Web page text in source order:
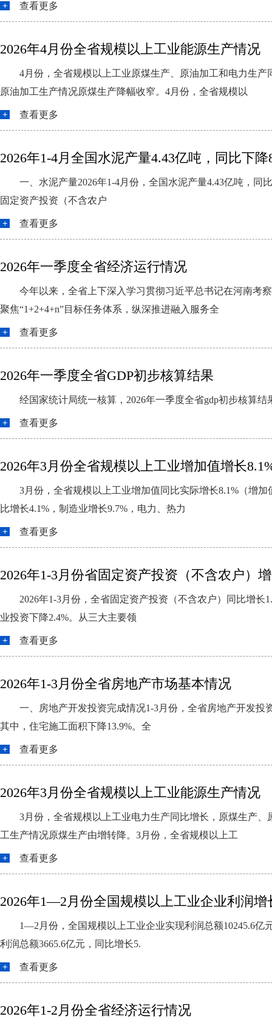
查看更多
2026年4月份全省规模以上工业能源生产情况
4月份，全省规模以上工业原煤生产、原油加工和电力生
原油加工生产情况原煤生产降幅收窄。4月份，全省规模以
查看更多
2026年1-4月全国水泥产量4.43亿吨，同比下降
一、水泥产量2026年1-4月份，全国水泥产量4.43亿吨，同
固定资产投资（不含农户
查看更多
2026年一季度全省经济运行情况
今年以来，全省上下深入学习贯彻习近平总书记在河南考
聚焦“1+2+4+n”目标任务体系，纵深推进融入服务全
查看更多
2026年一季度全省GDP初步核算结果
经国家统计局统一核算，2026年一季度全省gdp初步核算
查看更多
2026年3月份全省规模以上工业增加值增长
3月份，全省规模以上工业增加值同比实际增长8.1%（增
比增长4.1%，制造业增长9.7%，电力、热力
查看更多
2026年1-3月份省固定资产投资（不含农户）
2026年1-3月份，全省固定资产投资（不含农户）同比增
业投资下降2.4%。从三大主要领
查看更多
2026年1-3月份全省房地产市场基本情况
一、房地产开发投资完成情况1-3月份，全省房地产开发投
其中，住宅施工面积下降13.9%。全
查看更多
2026年3月份全省规模以上工业能源生产情况
3月份，全省规模以上工业电力生产同比增长，原煤生产
工生产情况原煤生产由增转降。3月份，全省规模以上工
查看更多
2026年1—2月份全国规模以上工业企业利润增
1—2月份，全国规模以上工业企业实现利润总额10245.6
利润总额3665.6亿元，同比增长5.
查看更多
2026年1-2月份全省经济运行情况